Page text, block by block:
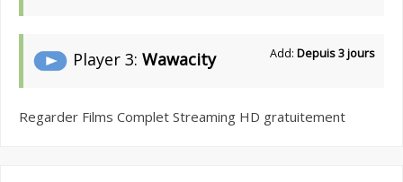
Player 3: Wawacity Add: Depuis 3 jours
Regarder Films Complet Streaming HD gratuitement